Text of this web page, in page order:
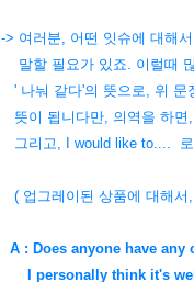
-> 여러분, 어떤 잇슈에 대해
말할 필요가 있죠. 이럴때
' 나눠 같다'의 뜻으로, 위 문
뜻이 됩니다만, 의역을 하면
그리고, I would like to.... 로
( 업그레이된 상품에 대해서
A : Does anyone have
I personally think it's